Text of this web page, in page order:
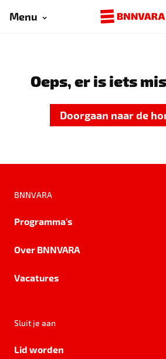
Menu
Oeps, er is iets
Doorgaan naar de
BNNVARA
Programma's
Over BNNVARA
Vacatures
Sluit je aan
Lid worden